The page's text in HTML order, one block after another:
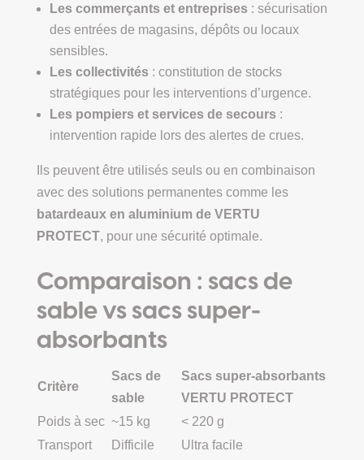
Les commerçants et entreprises : sécurisation
des entrées de magasins, dépôts ou locaux
sensibles.
Les collectivités : constitution de stocks
stratégiques pour les interventions d’urgence.
Les pompiers et services de secours :
intervention rapide lors des alertes de crues.
Ils peuvent être utilisés seuls ou en combinaison
avec des solutions permanentes comme les
batardeaux en aluminium de VERTU
PROTECT, pour une sécurité optimale.
Comparaison : sacs de
sable vs sacs super-
absorbants
Critère
Sacs de
sable
Sacs super-absorbants
VERTU PROTECT
Poids à sec ~15 kg
< 220 g
Transport
Difficile Ultra facile